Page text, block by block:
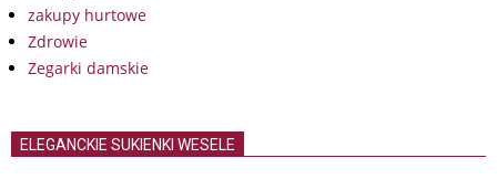
zakupy hurtowe
Zdrowie
Zegarki damskie
ELEGANCKIE SUKIENKI WESELE